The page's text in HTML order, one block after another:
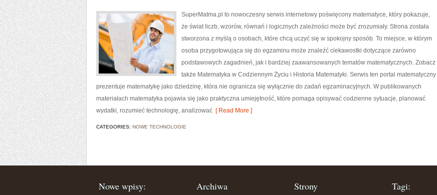
SuperMatma.pl to nowoczesny serwis internetowy poświęcony matematyce, który pokazuje,
że świat liczb, wzorów, równań i logicznych zależności może być zrozumiały. Strona została
stworzona z myślą o osobach, które chcą uczyć się w spokojny sposób. To miejsce, w którym
osoba przygotowująca się do egzaminu może znaleźć ciekawostki dotyczące zarówno
podstawowych zagadnień, jak i bardziej zaawansowanych tematów matematycznych. Zobacz
także Matematyka w Codziennym Życiu i Historia Matematyki. Serwis ten portal matematyczny
prezentuje matematykę jako dziedzinę, która nie ogranicza się wyłącznie do zadań egzaminacyjnych. W publikowanych
materiałach matematyka pojawia się jako praktyczna umiejętność, które pomaga opisywać codzienne sytuacje, planować
wydatki, rozumieć technologię, analizować [ Read More ]
CATEGORIES: NOWE TECHNOLOGIE
Nowe wpisy: Archiwa Strony Tagi: